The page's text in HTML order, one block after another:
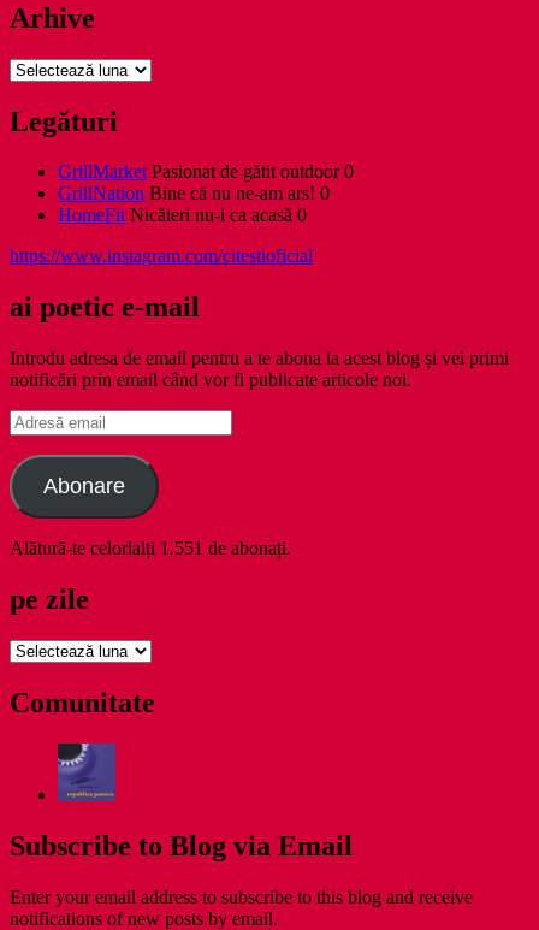
Arhive
Arhive
Legături
GrillMarketPasionat de gătit outdoor 0
GrillNation Bine că nu ne-am ars! 0
HomeFitNicăieri nu-i ca acasă 0
https://www.instagram.com/citestioficial
ai poetic e-mail
Introdu adresa de email pentru a te abona la acest blog și vei primi
notificări prin email când vor fi publicate articole noi.
Adresă
email
Abonare
Alătură-te celorlalți 1.551 de abonați.
pe zile
pe
Comunitate
Subscribe to Blog via Email
Enter your email address to subscribe to this blog and receive
notifications of new posts by email.